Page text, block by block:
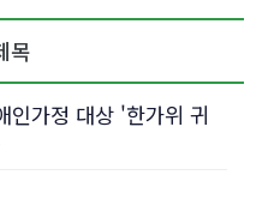
목
인가정 대상 '한가위 귀